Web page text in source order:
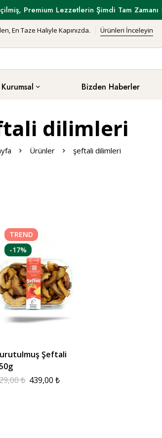
Premium Lezzetlerin Şimdi Tam Zamanı
En Taze Haliyle Kapınızda. Ürünleri İnceleyin
Kurumsal Bizden Haberler
dilimleri
Ürünler şeftali dilimleri
TREND
-17%
Şeftali
₺ 439,00 ₺